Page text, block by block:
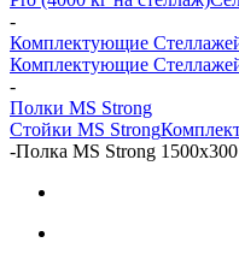
-
Комплектующие
Комплектующие
-
Полки MS Strong
Стойки MS Strong
-Полка MS Strong 1500x300